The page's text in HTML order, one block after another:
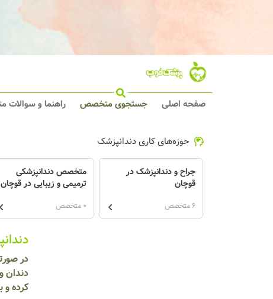
صفحه اصلی جستجوی متخصص راهنما و سوالات
حوزه‌های کاری دندانپزشک
جراح و دندانپزشک در
قوچان
6 متخصص
متخصص دندانپزشکی
ترمیمی و زیبایی در قوچان
0 متخصص
در
دندان
کرده و